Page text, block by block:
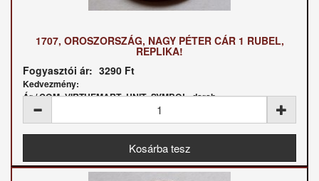
1707, OROSZORSZÁG, NAGY PÉTER CÁR 1 RUBEL,
REPLIKA!
Fogyasztói ár: 3290 Ft
Kedvezmény:
Ár / COM_VIRTUEMART_UNIT_SYMBOL_darab: